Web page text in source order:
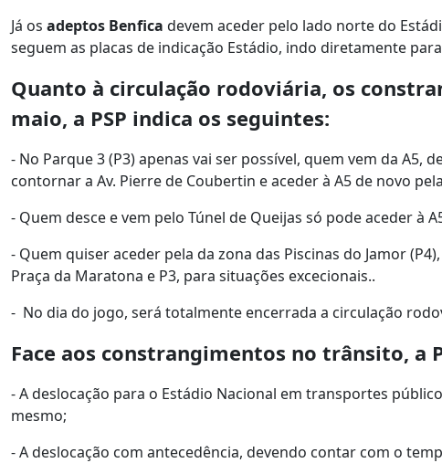
Já os adeptos Benfica devem aceder pelo lado norte do
seguem as placas de indicação Estádio, indo diretamente
Quanto à circulação rodoviária, os
maio, a PSP indica os seguintes:
- No Parque 3 (P3) apenas vai ser possível, quem vem da A5,
contornar a Av. Pierre de Coubertin e aceder à A5 de novo
- Quem desce e vem pelo Túnel de Queijas só pode aceder à
- Quem quiser aceder pela da zona das Piscinas do Jamor
Praça da Maratona e P3, para situações excecionais..
- No dia do jogo, será totalmente encerrada a circulação
Face aos constrangimentos no trânsito, a
- A deslocação para o Estádio Nacional em transportes
mesmo;
- A deslocação com antecedência, devendo contar com o